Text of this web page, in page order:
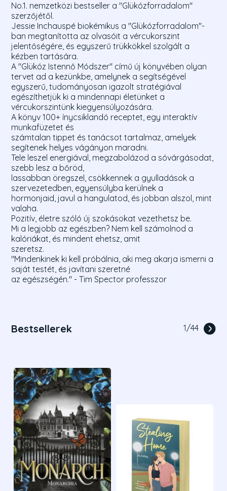
No.1. nemzetközi bestseller a "Glükózforradalom"
szerzőjétől.
Jessie Inchauspé biokémikus a "Glükózforradalom"-
ban megtanította az olvasóit a vércukorszint
jelentőségére, és egyszerű trükkökkel szolgált a
kézben tartására.
A "Glükóz Istennő Módszer" című új könyvében olyan
tervet ad a kezünkbe, amelynek a segítségével
egyszerű, tudományosan igazolt stratégiával
egészíthetjük ki a mindennapi életünket a
vércukorszintünk kiegyensúlyozására.
A könyv 100+ ínycsiklandó receptet, egy interaktív
munkafüzetet és
számtalan tippet és tanácsot tartalmaz, amelyek
segítenek helyes vágányon maradni.
Tele leszel energiával, megzabolázod a sóvárgásodat,
szebb lesz a bőröd,
lassabban öregszel, csökkennek a gyulladások a
szervezetedben, egyensúlyba kerülnek a
hormonjaid, javul a hangulatod, és jobban alszol, mint
valaha.
Pozitív, életre szóló új szokásokat vezethetsz be.
Mi a legjobb az egészben? Nem kell számolnod a
kalóriákat, és mindent ehetsz, amit
szeretsz.
"Mindenkinek ki kell próbálnia, aki meg akarja ismerni a
saját testét, és javítani szeretné
az egészségén." - Tim Spector professzor
Bestsellerek 1/44